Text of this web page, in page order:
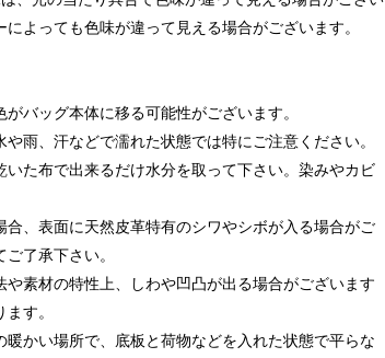
よっても色味が違って見える場合がございます。
がバッグ本体に移る可能性がございます。
や雨、汗などで濡れた状態では特にご注意ください。
いた布で出来るだけ水分を取って下さい。染みやカビ
合、表面に天然皮革特有のシワやシボが入る場合がご
了承下さい。
や素材の特性上、しわや凹凸が出る場合がございます
す。
かい場所で、底板と荷物などを入れた状態で平らな